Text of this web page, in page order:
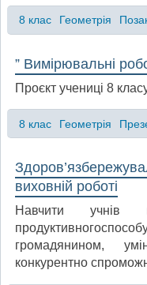
8 клас Геометрія
” Вимірювальні
Проєкт учениці 8
8 клас Геометрія
виховній роботі
Навчити
громадянином,
конкурентно